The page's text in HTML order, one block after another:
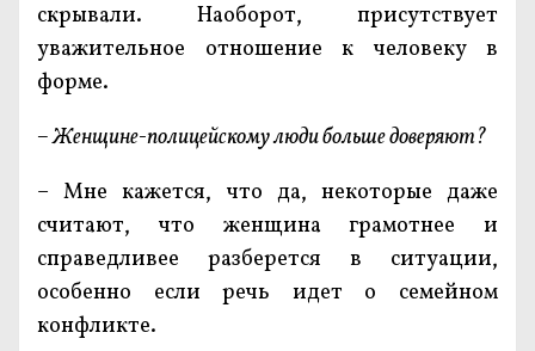
скрывали. Наоборот, присутствует
уважительное отношение к человеку в
форме.
– Женщине-полицейскому люди больше доверяют?
– Мне кажется, что да, некоторые даже
считают, что женщина грамотнее и
справедливее разберется в ситуации,
особенно если речь идет о семейном
конфликте.